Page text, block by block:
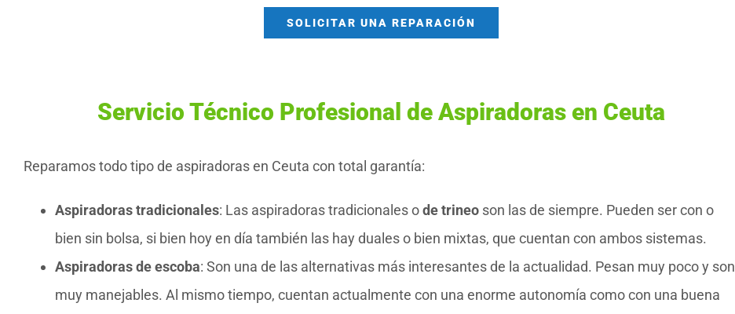
SOLICITAR UNA REPARACIÓN
Servicio Técnico Profesional de Aspiradoras en Ceuta
Reparamos todo tipo de aspiradoras en Ceuta con total garantía:
Aspiradoras tradicionales: Las aspiradoras tradicionales ode trineo son las de siempre. Pueden ser con o
bien sin bolsa, si bien hoy en día también las hay duales o bien mixtas, que cuentan con ambos sistemas.
Aspiradoras de escoba: Son una de las alternativas más interesantes de la actualidad. Pesan muy poco y son
muy manejables. Al mismo tiempo, cuentan actualmente con una enorme autonomía como con una buena